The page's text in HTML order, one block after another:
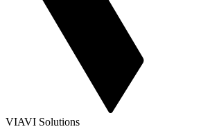
VIAVI Solutions